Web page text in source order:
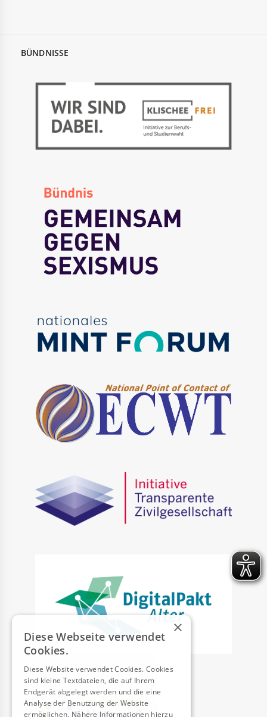
BÜNDNISSE
×
Diese Webseite verwendet
Cookies.
Diese Website verwendet Cookies. Cookies
sind kleine Textdateien, die auf Ihrem
Endgerät abgelegt werden und die eine
Analyse der Benutzung der Website
ermöglichen. Nähere Informationen hierzu